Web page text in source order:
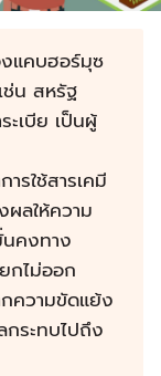
แคบฮอร์มุซ
ช่น สหรัฐ
ะเบีย เป็นผู้
รใช้สารเคมี
ลให้ความ
คงทาง
กไม่ออก
กความขัดแย้ง
ระทบไปถึง